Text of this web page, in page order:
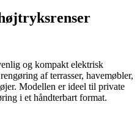
og kompakt elektrisk
af terrasser, havemøbler,
Modellen er ideel til private
i et håndterbart format.